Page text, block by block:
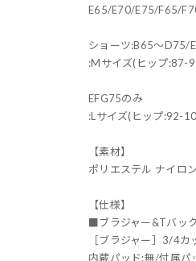
E65/E70/E75/F65/
ショーツ:B65～D75/
:Mサイズ(ヒップ:87-
EFG75のみ
:Lサイズ(ヒップ:92-
【素材】
ポリエステル ナイロ
【仕様】
■ブラジャー&Tバック
［ブラジャー］3/4
内蔵パッド:無/付属パ